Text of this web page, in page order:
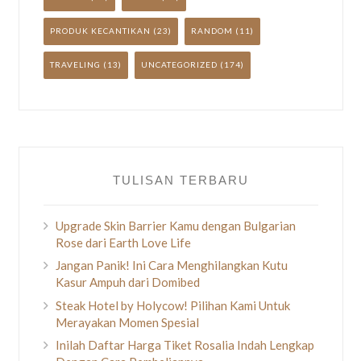
PRODUK KECANTIKAN (23) RANDOM (11)
TRAVELING (13) UNCATEGORIZED (174)
TULISAN TERBARU
Upgrade Skin Barrier Kamu dengan Bulgarian
Rose dari Earth Love Life
Jangan Panik! Ini Cara Menghilangkan Kutu
Kasur Ampuh dari Domibed
Steak Hotel by Holycow! Pilihan Kami Untuk
Merayakan Momen Spesial
Inilah Daftar Harga Tiket Rosalia Indah Lengkap